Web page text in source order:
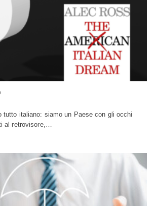
tutto italiano: siamo un Paese con gli occhi
al retrovisore,…